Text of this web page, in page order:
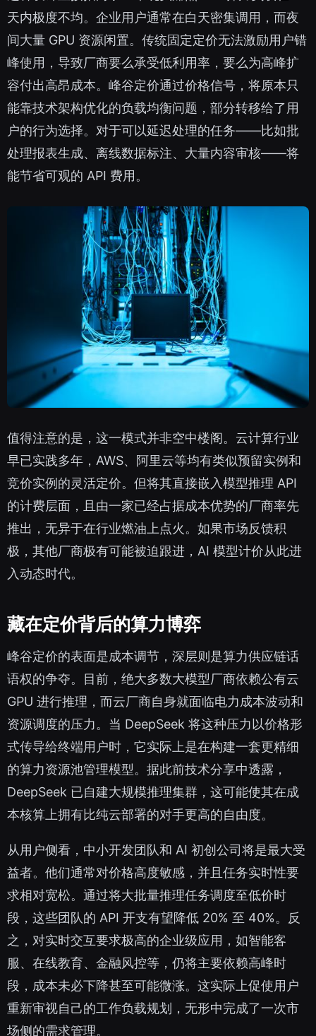
天内极度不均。企业用户通常在白天密集调用，而夜
间大量 GPU 资源闲置。传统固定定价无法激励用户错
峰使用，导致厂商要么承受低利用率，要么为高峰扩
容付出高昂成本。峰谷定价通过价格信号，将原本只
能靠技术架构优化的负载均衡问题，部分转移给了用
户的行为选择。对于可以延迟处理的任务——比如批
处理报表生成、离线数据标注、大量内容审核——将
能节省可观的 API 费用。
值得注意的是，这一模式并非空中楼阁。云计算行业
早已实践多年，AWS、阿里云等均有类似预留实例和
竞价实例的灵活定价。但将其直接嵌入模型推理 API
的计费层面，且由一家已经占据成本优势的厂商率先
推出，无异于在行业燃油上点火。如果市场反馈积
极，其他厂商极有可能被迫跟进，AI 模型计价从此进
入动态时代。
藏在定价背后的算力博弈
峰谷定价的表面是成本调节，深层则是算力供应链话
语权的争夺。目前，绝大多数大模型厂商依赖公有云
GPU 进行推理，而云厂商自身就面临电力成本波动和
资源调度的压力。当 DeepSeek 将这种压力以价格形
式传导给终端用户时，它实际上是在构建一套更精细
的算力资源池管理模型。据此前技术分享中透露，
DeepSeek 已自建大规模推理集群，这可能使其在成
本核算上拥有比纯云部署的对手更高的自由度。
从用户侧看，中小开发团队和 AI 初创公司将是最大受
益者。他们通常对价格高度敏感，并且任务实时性要
求相对宽松。通过将大批量推理任务调度至低价时
段，这些团队的 API 开支有望降低 20% 至 40%。反
之，对实时交互要求极高的企业级应用，如智能客
服、在线教育、金融风控等，仍将主要依赖高峰时
段，成本未必下降甚至可能微涨。这实际上促使用户
重新审视自己的工作负载规划，无形中完成了一次市
场侧的需求管理。